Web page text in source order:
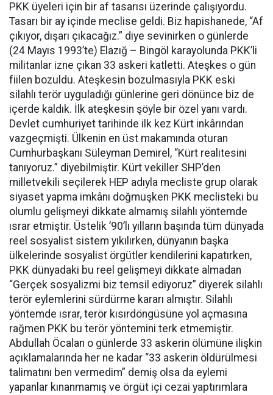
PKK üyeleri için bir af tasarısı üzerinde çalışıyordu.
Tasarı bir ay içinde meclise geldi. Biz hapishanede, “Af
çıkıyor, dışarı çıkacağız.” diye sevinirken o günlerde
(24 Mayıs 1993’te) Elazığ – Bingöl karayolunda PKK’li
militanlar izne çıkan 33 askeri katletti. Ateşkes o gün
fiilen bozuldu. Ateşkesin bozulmasıyla PKK eski
silahlı terör uyguladığı günlerine geri dönünce biz de
içerde kaldık. İlk ateşkesin şöyle bir özel yanı vardı.
Devlet cumhuriyet tarihinde ilk kez Kürt inkârından
vazgeçmişti. Ülkenin en üst makamında oturan
Cumhurbaşkanı Süleyman Demirel, “Kürt realitesini
tanıyoruz.” diyebilmiştir. Kürt vekiller SHP’den
milletvekili seçilerek HEP adıyla mecliste grup olarak
siyaset yapma imkânı doğmuşken PKK meclisteki bu
olumlu gelişmeyi dikkate almamış silahlı yöntemde
ısrar etmiştir. Üstelik ’90’lı yılların başında tüm dünyada
reel sosyalist sistem yıkılırken, dünyanın başka
ülkelerinde sosyalist örgütler kendilerini kapatırken,
PKK dünyadaki bu reel gelişmeyi dikkate almadan
“Gerçek sosyalizmi biz temsil ediyoruz” diyerek silahlı
terör eylemlerini sürdürme kararı almıştır. Silahlı
yöntemde ısrar, terör kısırdöngüsüne yol açmasına
rağmen PKK bu terör yöntemini terk etmemiştir.
Abdullah Öcalan o günlerde 33 askerin ölümüne ilişkin
açıklamalarında her ne kadar “33 askerin öldürülmesi
talimatını ben vermedim” demiş olsa da eylemi
yapanlar kınanmamış ve örgüt içi cezai yaptırımlara